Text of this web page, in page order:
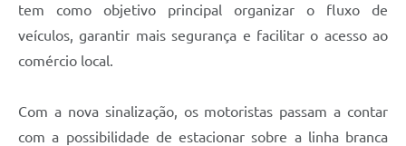
tem como objetivo principal organizar o fluxo de
veículos, garantir mais segurança e facilitar o acesso ao
comércio local.
Com a nova sinalização, os motoristas passam a contar
com a possibilidade de estacionar sobre a linha branca